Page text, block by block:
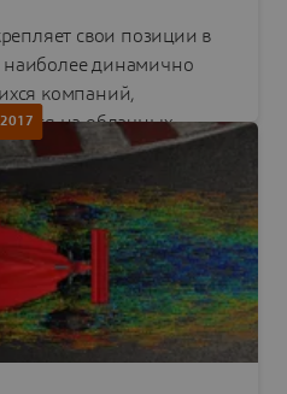
свои позиции в
наиболее динамично
компаний,
на облачных
пресс-релиз
2017